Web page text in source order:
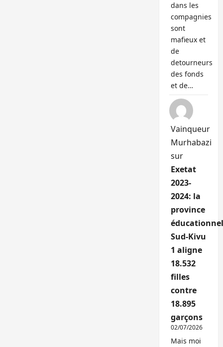
dans les
compagnies
sont
mafieux et
de
detourneurs
des fonds
et de…
Vainqueur
Murhabazi
sur
Exetat
2023-
2024: la
province
Sud-Kivu
1 aligne
18.532
filles
contre
18.895
garçons
02/07/2026
Mais moi